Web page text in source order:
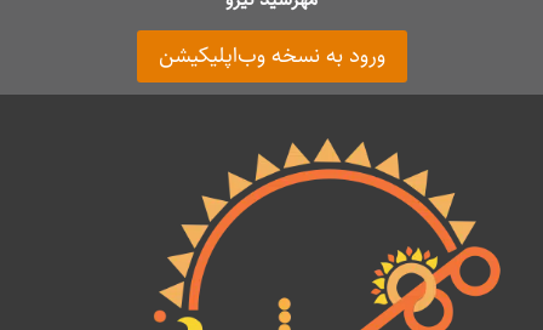
ورود به نسخه وب‌اپلیکیشن